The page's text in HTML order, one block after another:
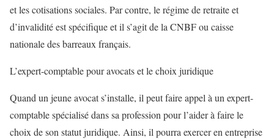
et les cotisations sociales. Par contre, le régime de retraite et
d’invalidité est spécifique et il s’agit de la CNBF ou caisse
nationale des barreaux français.
L’expert-comptable pour avocats et le choix juridique
Quand un jeune avocat s’installe, il peut faire appel à un expert-
comptable spécialisé dans sa profession pour l’aider à faire le
choix de son statut juridique. Ainsi, il pourra exercer en entreprise